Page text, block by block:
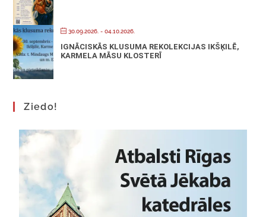
30.09.2026. - 04.10.2026.
IGNĀCISKĀS KLUSUMA REKOLEKCIJAS IKŠĶILĒ,
KARMELA MĀSU KLOSTERĪ
Ziedo!